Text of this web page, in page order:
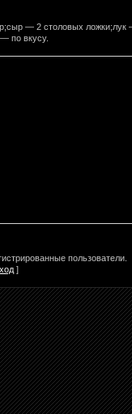
— 2 столовых
по вкусу.
пользователи.
]